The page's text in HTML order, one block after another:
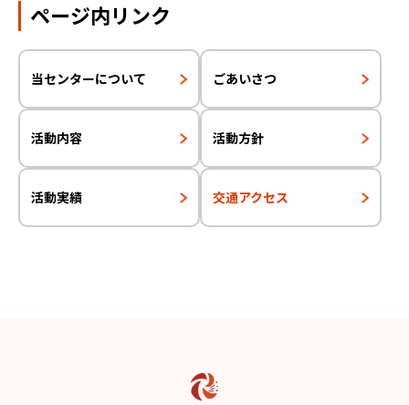
ページ内リンク
当センターについて ごあいさつ
活動内容 活動方針
活動実績 交通アクセス